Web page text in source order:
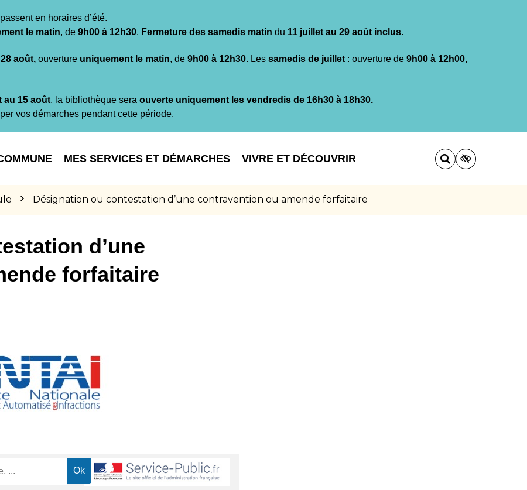
en horaires d’été.
le matin, de 9h00 à 12h30. Fermeture des samedis matin du 11 juillet au 29 août inclus.
août, ouverture uniquement le matin, de 9h00 à 12h30. Les samedis de juillet : ouverture de 9h00 à 12h00,
au 15 août, la bibliothèque sera ouverte uniquement les vendredis de 16h30 à 18h30.
vos démarches pendant cette période.
MES SERVICES ET DÉMARCHES VIVRE ET DÉCOUVRIR
Désignation ou contestation d’une contravention ou amende forfaitaire
d’une
forfaitaire